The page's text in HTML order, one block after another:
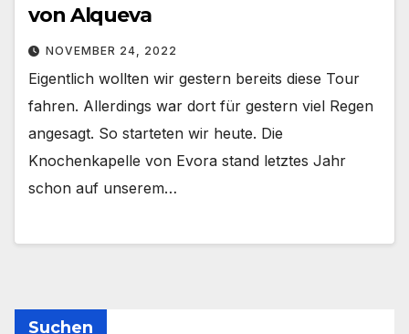
von Alqueva
NOVEMBER 24, 2022
Eigentlich wollten wir gestern bereits diese Tour
fahren. Allerdings war dort für gestern viel Regen
angesagt. So starteten wir heute. Die
Knochenkapelle von Evora stand letztes Jahr
schon auf unserem…
Suchen